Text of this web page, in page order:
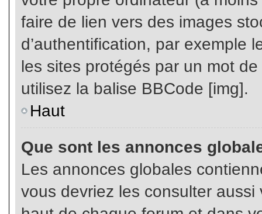
faire de lien vers des images
d’authentification, par exemple
les sites protégés par un mot
utilisez la balise BBCode [img].
Haut
Que sont les annonces
Les annonces globales
vous devriez les consulter